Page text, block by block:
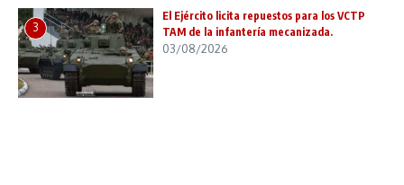
3
El Ejército licita repuestos para los VCTP
TAM de la infantería mecanizada.
03/08/2026